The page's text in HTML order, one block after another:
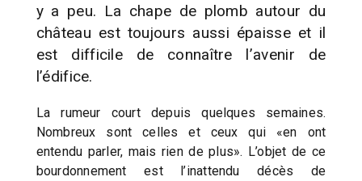
y a peu. La chape de plomb autour du
château est toujours aussi épaisse et il
est difficile de connaître l’avenir de
l’édifice.
La rumeur court depuis quelques semaines.
Nombreux sont celles et ceux qui «en ont
entendu parler, mais rien de plus». L’objet de ce
bourdonnement est l’inattendu décès de